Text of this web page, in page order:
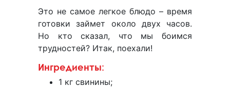
Это не самое легкое блюдо – время
готовки займет около двух часов.
Но кто сказал, что мы боимся
трудностей? Итак, поехали!
Ингредиенты:
1 кг свинины;